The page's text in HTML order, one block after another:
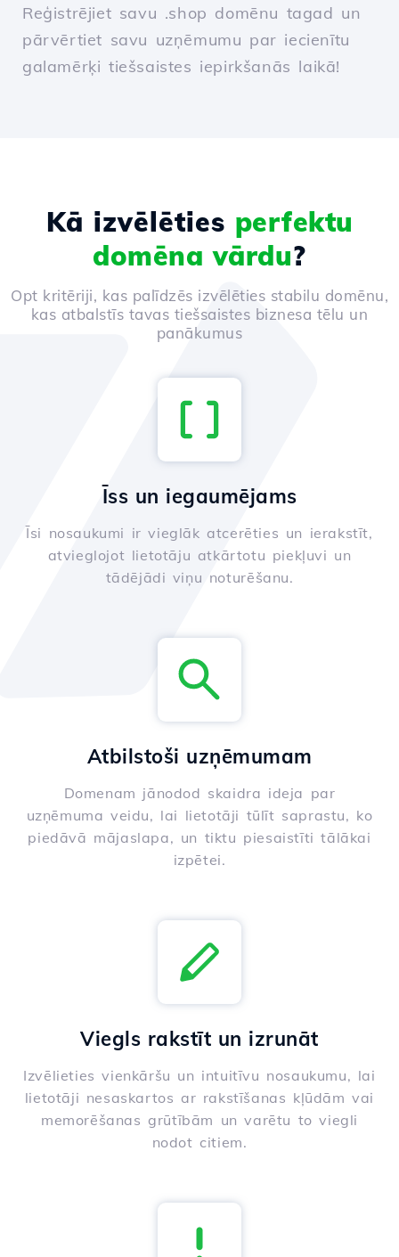
Reģistrējiet savu .shop domēnu tagad un
pārvērtiet savu uzņēmumu par iecienītu
galamērķi tiešsaistes iepirkšanās laikā!
Kā izvēlēties perfektu
domēna vārdu?
Opt kritēriji, kas palīdzēs izvēlēties stabilu domēnu,
kas atbalstīs tavas tiešsaistes biznesa tēlu un
panākumus
Īss un iegaumējams
Īsi nosaukumi ir vieglāk atcerēties un ierakstīt,
atvieglojot lietotāju atkārtotu piekļuvi un
tādējādi viņu noturēšanu.
Atbilstoši uzņēmumam
Domenam jānodod skaidra ideja par
uzņēmuma veidu, lai lietotāji tūlīt saprastu, ko
piedāvā mājaslapa, un tiktu piesaistīti tālākai
izpētei.
Viegls rakstīt un izrunāt
Izvēlieties vienkāršu un intuitīvu nosaukumu, lai
lietotāji nesaskartos ar rakstīšanas kļūdām vai
memorēšanas grūtībām un varētu to viegli
nodot citiem.